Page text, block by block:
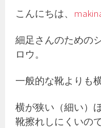
こんにちは、
細足さんのための
ロウ。
一般的な靴よりも
横が狭い（細い）
靴擦れしにくいので